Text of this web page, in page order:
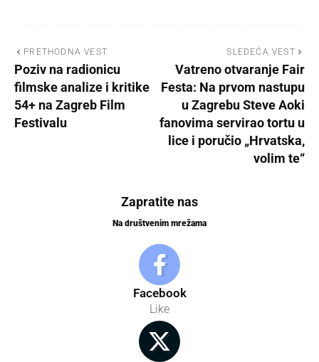
PRETHODNA VEST
Poziv na radionicu
filmske analize i kritike
54+ na Zagreb Film
Festivalu
SLEDEĆA VEST
Vatreno otvaranje Fair
Festa: Na prvom nastupu
u Zagrebu Steve Aoki
fanovima servirao tortu u
lice i poručio „Hrvatska,
volim te“
Zapratite nas
Na društvenim mrežama
Facebook
Like